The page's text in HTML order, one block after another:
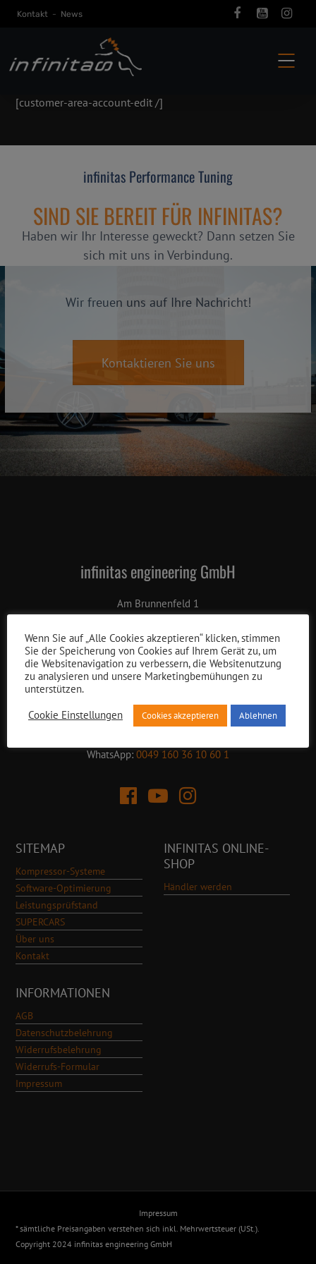
Kontakt - News
[customer-area-account-edit /]
infinitas Performance Tuning
SIND SIE BEREIT FÜR INFINITAS?
Haben wir Ihr Interesse geweckt? Dann setzen Sie
sich mit uns in Verbindung.
Wir freuen uns auf Ihre Nachricht!
Kontaktieren Sie uns
infinitas engineering GmbH
Am Brunnenfeld 1
86565 Gachenbach
Mo – Fr 08:00 – 12:00 Uhr
Mo – Do 13:00 – 17:30 Uhr
Fr 13:00 – 15:00 Uhr
Tel.: 0049 (0) 82 52 / 90 986-0
E-Mail:info@infinitas-automotive.com
WhatsApp: 0049 160 36 10 60 1
SITEMAP
Kompressor-Systeme
Software-Optimierung
Leistungsprüfstand
SUPERCARS
Über uns
Kontakt
INFINITAS ONLINE-
SHOP
Händler werden
INFORMATIONEN
AGB
Datenschutzbelehrung
Widerrufsbelehrung
Widerrufs-Formular
Impressum
Impressum
* sämtliche Preisangaben verstehen sich inkl. Mehrwertsteuer (USt.).
Copyright 2024 infinitas engineering GmbH
Wenn Sie auf „Alle Cookies akzeptieren“ klicken, stimmen
Sie der Speicherung von Cookies auf Ihrem Gerät zu, um
die Websitenavigation zu verbessern, die Websitenutzung
zu analysieren und unsere Marketingbemühungen zu
unterstützen.
Cookie Einstellungen
Cookies akzeptieren Ablehnen